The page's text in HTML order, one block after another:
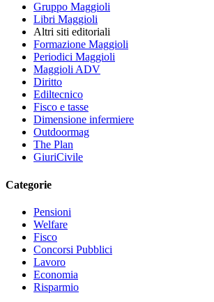
Gruppo Maggioli
Libri Maggioli
Altri siti editoriali
Formazione Maggioli
Periodici Maggioli
Maggioli ADV
Diritto
Ediltecnico
Fisco e tasse
Dimensione infermiere
Outdoormag
The Plan
GiuriCivile
Categorie
Pensioni
Welfare
Fisco
Concorsi Pubblici
Lavoro
Economia
Risparmio